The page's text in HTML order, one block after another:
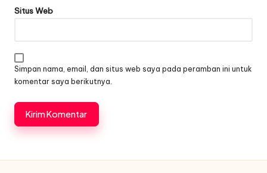
Situs Web
Simpan nama, email, dan situs web saya pada peramban ini untuk
komentar saya berikutnya.